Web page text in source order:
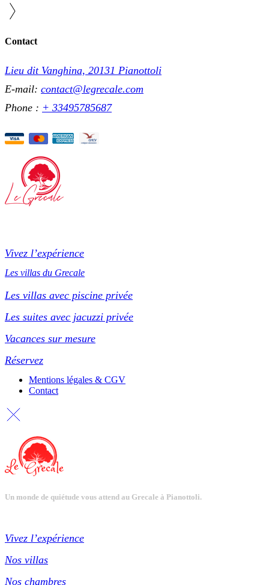
Contact
Lieu dit Vanghina, 20131 Pianottoli
E-mail: contact@legrecale.com
Phone : + 33495785687
Vivez l’expérience
Les villas du Grecale
Les villas avec piscine privée
Les suites avec jacuzzi privée
Vacances sur mesure
Réservez
Mentions légales & CGV
Contact
Un monde de quiétude vous attend au Grecale à Pianottoli.
Vivez l’expérience
Nos villas
Nos chambres